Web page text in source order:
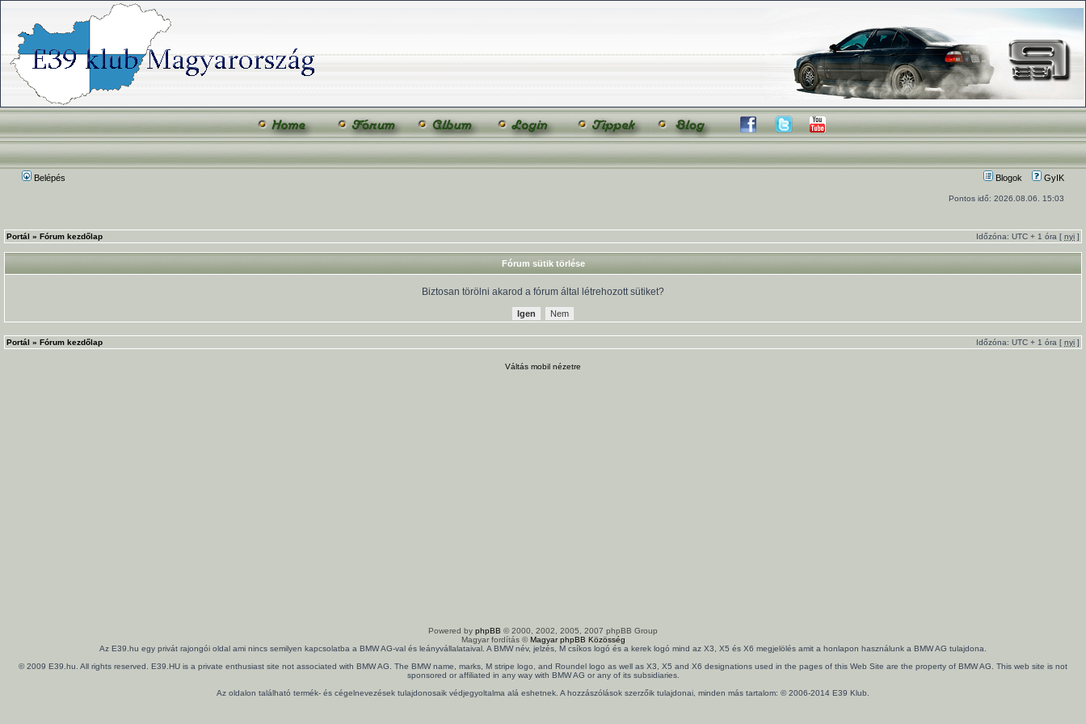
Belépés Blogok GyIK
Pontos idő: 2026.08.06. 15:03
Portál » Fórum kezdőlap Időzóna: UTC + 1 óra [ nyi ]
Fórum sütik törlése
Biztosan törölni akarod a fórum által létrehozott sütiket?
Portál » Fórum kezdőlap Időzóna: UTC + 1 óra [ nyi ]
Váltás mobil nézetre
Powered by phpBB © 2000, 2002, 2005, 2007 phpBB Group
Magyar fordítás ©Magyar phpBB Közösség
Az E39.hu egy privát rajongói oldal ami nincs semilyen kapcsolatba a BMW AG-val és leányvállalataival. A BMW név, jelzés, M csíkos logó és a kerek logó mind az X3, X5 és X6 megjelölés amit a honlapon használunk a BMW AG tulajdona.
© 2009 E39.hu. All rights reserved. E39.HU is a private enthusiast site not associated with BMW AG. The BMW name, marks, M stripe logo, and Roundel logo as well as X3, X5 and X6 designations used in the pages of this Web Site are the property of BMW AG. This web site is not
sponsored or affiliated in any way with BMW AG or any of its subsidiaries.
Az oldalon található termék- és cégelnevezések tulajdonosaik védjegyoltalma alá eshetnek. A hozzászólások szerzőik tulajdonai, minden más tartalom: © 2006-2014 E39 Klub.